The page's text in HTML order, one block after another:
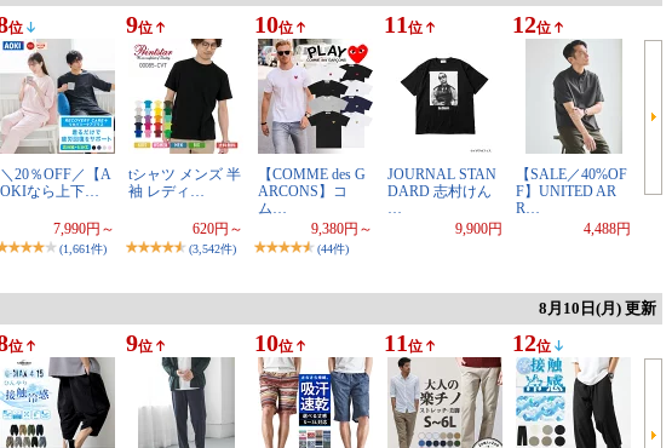
位
＼20％OFF／【A
OKIなら上下…
7,990円～
(1,661件)
9位
tシャツ メンズ 半
袖 レディ…
620円～
(3,542件)
10位
【COMME des G
ARCONS】コ
ム…
9,380円～
(44件)
11 位
JOURNAL STAN
DARD 志村けん
9,900円
12位
【SALE／40%OF
F】UNITED AR
R…
4,488円
8月10日(月) 更新
位 9位 10位 11 位 12位